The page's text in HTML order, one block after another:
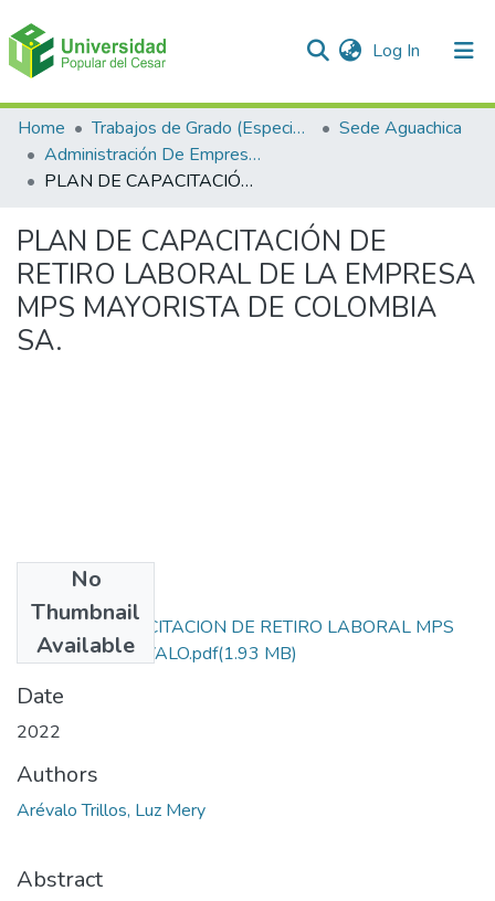
Log In (current)
Communities & Collections
All of DSpace
Home Trabajos de Grado (Especializaciones y Pregrados)
Sede Aguachica
Administración De Empresas
PLAN DE CAPACITACIÓN DE RETIRO LABORAL DE LA EMPRESA MPS MAYORISTA DE COLOMBIA SA.
PLAN DE CAPACITACIÓN DE
RETIRO LABORAL DE LA EMPRESA
MPS MAYORISTA DE COLOMBIA
SA.
No
Thumbnail
Available
PLAN DE CAPACITACION DE RETIRO LABORAL MPS
LUZ MERY AREVALO.pdf(1.93 MB)
Date
2022
Authors
Arévalo Trillos, Luz Mery
Abstract